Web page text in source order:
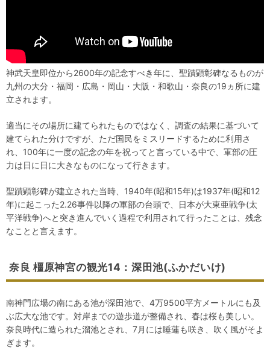
神武天皇即位から2600年の記念すべき年に、聖蹟顕彰碑なるものが
九州の大分・福岡・広島・岡山・大阪・和歌山・奈良の19ヵ所に建
立されます。
適当にその場所に建てられたものではなく、調査の結果に基づいて
建てられた分けですが、ただ国民をミスリードするために利用さ
れ、100年に一度の記念の年を祝ってと言っている中で、軍部の圧
力は日に日に大きなものになって行きます。
聖蹟顕彰碑が建立された当時、1940年(昭和15年)は1937年(昭和12
年)に起こった2.26事件以降の軍部の台頭で、日本が大東亜戦争(太
平洋戦争)へと突き進んでいく過程で利用されて行ったことは、残念
なことと言えます。
奈良 橿原神宮の観光14：深田池(ふかだいけ)
南神門広場の南にある池が深田池で、4万9500平方メートルにも及
ぶ広大な池です。対岸までの遊歩道が整備され、春は桜も美しい。
奈良時代に造られた溜池とされ、7月には睡蓮も咲き、吹く風がそよ
ぎます。